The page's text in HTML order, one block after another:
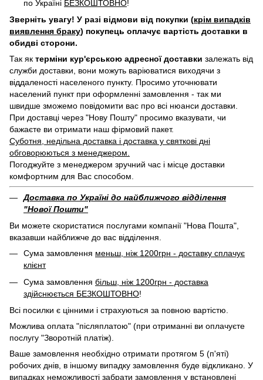
по Україні БЕЗКОШТОВНО!
Зверніть увагу! У разі відмови від покупки (крім випадків
виявлення браку) покупець оплачує вартість доставки в
обидві сторони.
Так як терміни кур'єрською адресної доставки залежать від
служби доставки, вони можуть варіюватися виходячи з
віддаленості населеного пункту. Просимо уточнювати
населений пункт при оформленні замовлення - так ми
швидше зможемо повідомити вас про всі нюанси доставки.
При доставці через "Нову Пошту" просимо вказувати, чи
бажаєте ви отримати наш фірмовий пакет.
Суботня, недільна доставка і доставка у святкові дні
обговорюються з менеджером.
Погоджуйте з менеджером зручний час і місце доставки
комфортним для Вас способом.
Доставка по Україні до найближчого відділення
"Нової Пошти"
Ви можете скористатися послугами компанії "Нова Пошта",
вказавши найближче до вас відділення.
Сума замовлення меньш, ніж 1200грн - доставку сплачує
клієнт
Сума замовлення більш, ніж 1200грн - доставка
здійснюється БЕЗКОШТОВНО!
Всі посилки є цінними і страхуються за повною вартістю.
Можлива оплата "післяплатою" (при отриманні ви оплачуєте
послугу "Зворотній платіж).
Ваше замовлення необхідно отримати протягом 5 (п'яті)
робочих днів, в іншому випадку замовлення буде відкликано. У
випадках неможливості забрати замовлення у встановлені